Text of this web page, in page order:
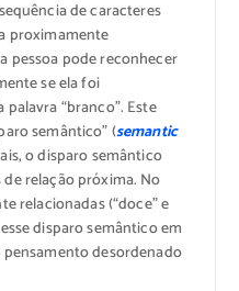
de caracteres
proximamente
pessoa pode reconhecer
se ela foi
“branco”. Este
semântico” (semantic
o disparo semântico
relação próxima. No
relacionadas (“doce” e
disparo semântico em
desordenado